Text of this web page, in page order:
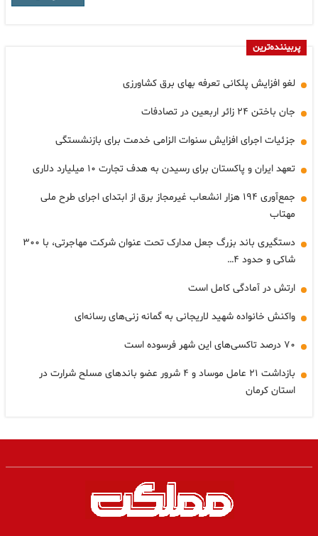
پربیننده‌ترین
لغو افزایش پلکانی تعرفه بهای برق کشاورزی
جان باختن ۲۴ زائر اربعین در تصادفات
جزئیات اجرای افزایش سنوات الزامی خدمت برای بازنشستگی
تعهد ایران و پاکستان برای رسیدن به هدف تجارت ۱۰ میلیارد دلاری
جمع‌آوری ۱۹۴ هزار انشعاب غیرمجاز برق از ابتدای اجرای طرح ملی
مهتاب
دستگیری باند بزرگ جعل مدارک تحت عنوان شرکت مهاجرتی، با ۳۰۰
شاکی و حدود ۴…
ارتش در آمادگی کامل است
واکنش خانواده شهید لاریجانی به گمانه زنی‌های رسانه‌ای
۷۰ درصد تاکسی‌های این شهر فرسوده است
بازداشت ۲۱ عامل موساد و ۴ شرور عضو باندهای مسلح شرارت در
استان کرمان